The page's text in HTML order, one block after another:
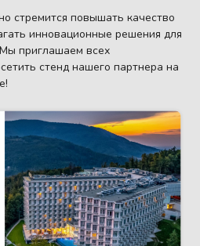
стремится повышать качество
инновационные решения для
приглашаем всех
стенд нашего партнера на